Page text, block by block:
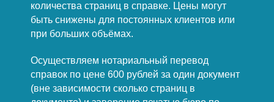
количества страниц в справке. Цены могут
быть снижены для постоянных клиентов или
при больших объёмах.
Осуществляем нотариальный перевод
справок по цене 600 рублей за один документ
(вне зависимости сколько страниц в